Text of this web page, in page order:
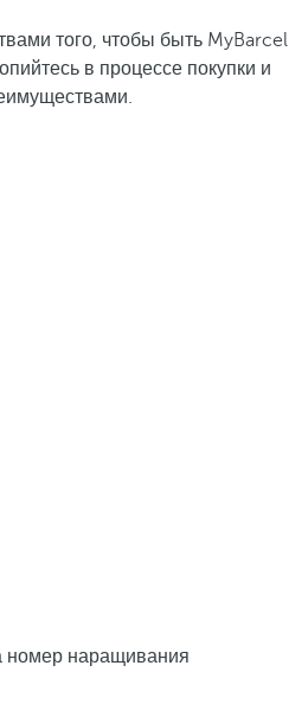
того, чтобы быть MyBarcel
в процессе покупки и
номер наращивания